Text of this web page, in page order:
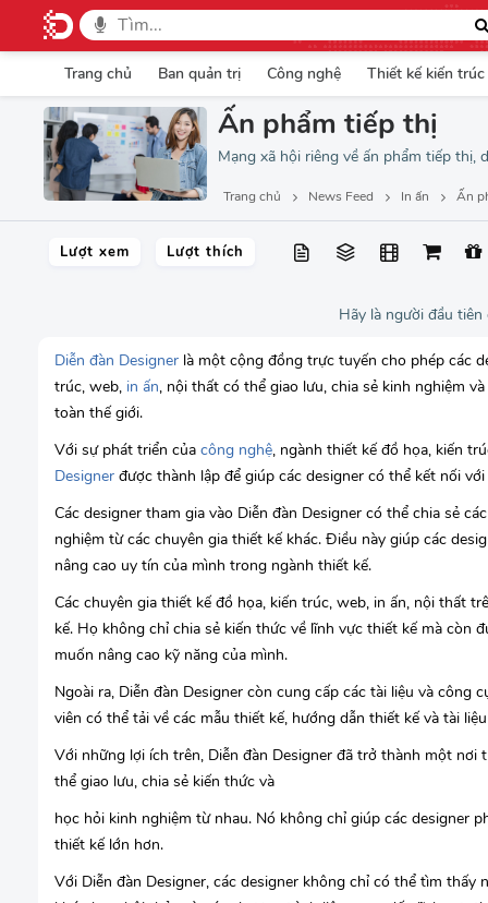
Trang chủ Ban quản trị Công nghệ Thiết kế kiến trúc
Ấn phẩm tiếp thị
Mạng xã hội riêng về ấn phẩm tiếp
Trang chủ News Feed In ấn Ấn
Lượt xem Lượt thích
Hãy là người đầu
Diễn đàn Designer là một cộng đồng trực tuyến cho phép các
trúc, web, in ấn, nội thất có thể giao lưu, chia sẻ kinh nghiệm
toàn thế giới.
Với sự phát triển của công nghệ, ngành thiết kế đồ họa, kiến
Designer được thành lập để giúp các designer có thể kết nối
Các designer tham gia vào Diễn đàn Designer có thể chia sẻ
nghiệm từ các chuyên gia thiết kế khác. Điều này giúp các
nâng cao uy tín của mình trong ngành thiết kế.
Các chuyên gia thiết kế đồ họa, kiến trúc, web, in ấn, nội thất
kế. Họ không chỉ chia sẻ kiến thức về lĩnh vực thiết kế mà còn
muốn nâng cao kỹ năng của mình.
Ngoài ra, Diễn đàn Designer còn cung cấp các tài liệu và
viên có thể tải về các mẫu thiết kế, hướng dẫn thiết kế và tài
Với những lợi ích trên, Diễn đàn Designer đã trở thành một
thể giao lưu, chia sẻ kiến thức và
học hỏi kinh nghiệm từ nhau. Nó không chỉ giúp các designer
thiết kế lớn hơn.
Với Diễn đàn Designer, các designer không chỉ có thể tìm